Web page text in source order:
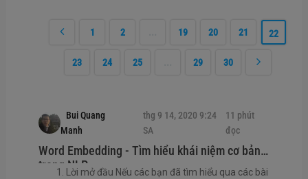
1 2 19 20 21 22
23 24 25 29 30
Bui Quang
Manh
thg 9 14, 2020 9:24
SA
11 phút
đọc
Word Embedding - Tìm hiểu khái niệm cơ bản
trong NLPLời mở đầu Nếu các bạn đã tìm hiểu qua các bài